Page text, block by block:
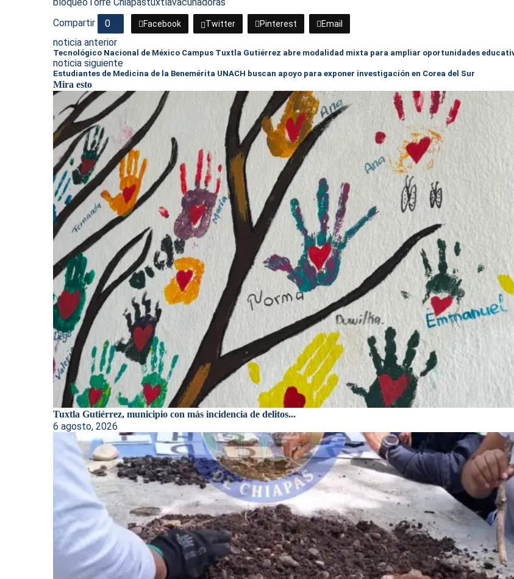
Compartir
0 Facebook Twitter Pinterest Email
noticia anterior
Tecnológico Nacional de México Campus Tuxtla Gutiérrez abre modalidad mixta para ampliar oportunidades
noticia siguiente
Estudiantes de Medicina de la Benemérita UNACH buscan apoyo para exponer investigación en Corea del Sur
Mira esto
Tuxtla Gutiérrez, municipio con más incidencia de delitos...
6 agosto, 2026